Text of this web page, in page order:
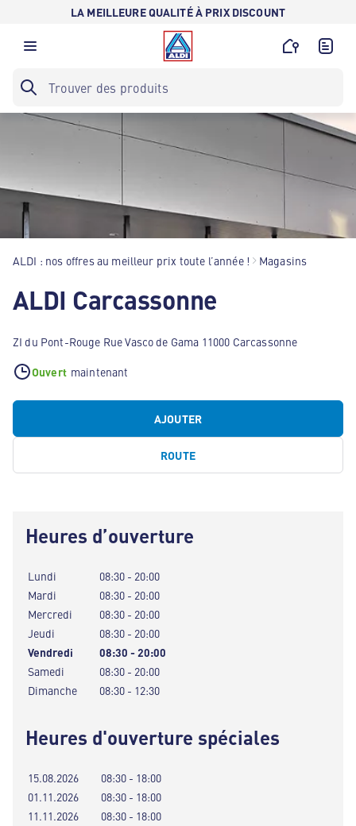
LA MEILLEURE QUALITÉ À PRIX DISCOUNT
ALDI : nos offres au meilleur prix toute l’année ! Magasins
ALDI Carcassonne
ZI du Pont-Rouge Rue Vasco de Gama 11000 Carcassonne
Ouvert maintenant
AJOUTER
ROUTE
Heures d’ouverture
Lundi
08:30 - 20:00
Mardi
08:30 - 20:00
Mercredi
08:30 - 20:00
Jeudi
08:30 - 20:00
Vendredi
08:30 - 20:00
Samedi
08:30 - 20:00
Dimanche
08:30 - 12:30
Heures d'ouverture spéciales
15.08.2026
08:30 - 18:00
01.11.2026
08:30 - 18:00
11.11.2026
08:30 - 18:00